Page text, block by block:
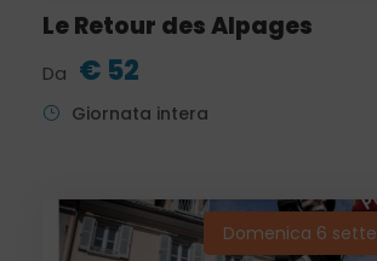
Le Retour des Alpages
Da € 52
Giornata intera
Domenica 6